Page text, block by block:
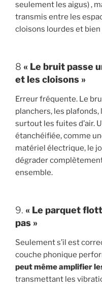
seulement les aigus) ,
transmis entre les
cloisons lourdes et
8 « Le bruit passe
et les cloisons »
Erreur fréquente. Le
planchers, les
surtout les fuites d’air.
étanchéifiée, comme
matériel électrique, le
dégrader
ensemble.
9. « Le parquet
pas »
Seulement s’il est
couche phonique
peut même amplifier
transmettant les